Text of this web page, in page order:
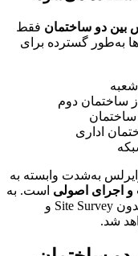
بین دو ساختمان فقط
به‌طور گسترده برای
ساختمان دوم
اداری
به‌شدت وابسته به
اجرای اصولی است. به
همین دلیل، صرف خرید دو رادیو وایرلس بدون Site Survey و
شد.